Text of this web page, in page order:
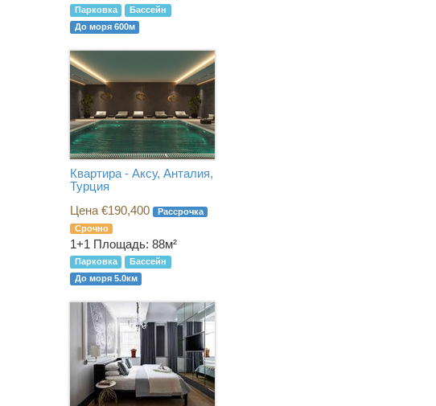
Парковка
Бассейн
До моря 600м
Квартира - Аксу, Анталия,
Турция
Цена €190,400
Рассрочка
Срочно
1+1 Площадь: 88м²
Парковка
Бассейн
До моря 5.0км